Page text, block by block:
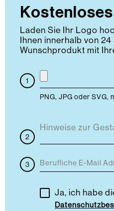
Laden Sie Ihr Logo
Ihnen innerhalb von
Wunschprodukt mit
PNG, JPG oder SVG,
Ja, ich habe